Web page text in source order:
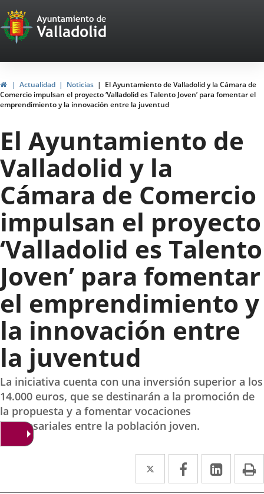
Portal
Web
del
Ayuntamiento
de
Valladolid
InicioActualidad Noticias
El Ayuntamiento de Valladolid y la Cámara de
Comercio impulsan el proyecto ‘Valladolid es Talento Joven’ para fomentar el
emprendimiento y la innovación entre la juventud
El Ayuntamiento de
Valladolid y la
Cámara de Comercio
impulsan el proyecto
‘Valladolid es Talento
Joven’ para fomentar
el emprendimiento y
la innovación entre
la juventud
La iniciativa cuenta con una inversión superior a los
14.000 euros, que se destinarán a la promoción de
la propuesta y a fomentar vocaciones
empresariales entre la población joven.
Twitter
Enlace
a
Facebook
Enlace
a
Enlace
a